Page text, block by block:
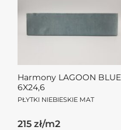
Harmony LAGOON BLUE
6X24,6
PŁYTKI NIEBIESKIE MAT
215 zł/m2